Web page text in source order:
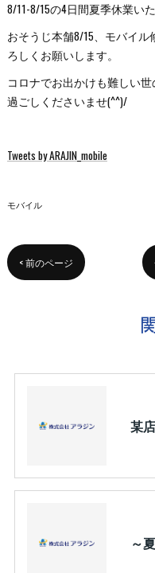
8/11-8/15の4日間夏季休業い
おそうじ本舗8/15、モバイ
ろしくお願いします。
コロナでお出かけも難しい
過ごしくださいませ(^^)/
Tweets by ARAJIN_mobile
モバイル
< 前のページ
某
～